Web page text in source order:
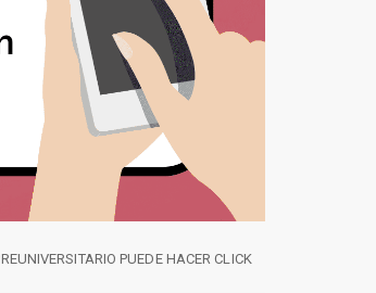
PUEDE HACER CLICK